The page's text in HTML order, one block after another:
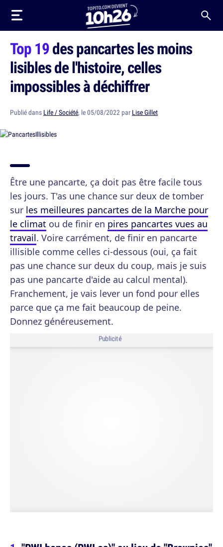
Top 19des pancartes les moins
lisibles de l'histoire, celles
impossibles à déchiffrer
Publié dans Life / Société, le 05/08/2022 par Lise Gillet
Être une pancarte, ça doit pas être facile tous
les jours. T'as une chance sur deux de tomber
sur les meilleures pancartes de la Marche pour
le climat ou de finir en pires pancartes vues au
travail. Voire carrément, de finir en pancarte
illisible comme celles ci-dessous (oui, ça fait
pas une chance sur deux du coup, mais je suis
pas une pancarte d'aide au calcul mental).
Franchement, je vais lever un fond pour elles
parce que ça me fait beaucoup de peine.
Donnez généreusement.
Publicité